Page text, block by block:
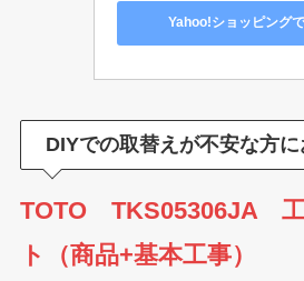
Yahoo!ショッピング
DIYでの取替えが不安な方
TOTO TKS05306JA 工
ト（商品+基本工事）